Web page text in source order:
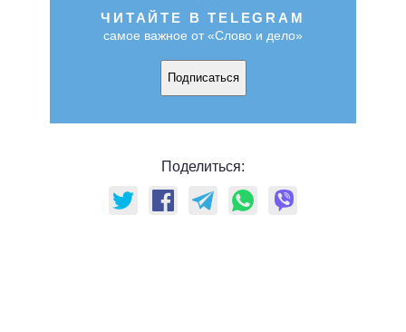
ЧИТАЙТЕ В TELEGRAM
самое важное от «Слово и дело»
Подписаться
Поделиться: